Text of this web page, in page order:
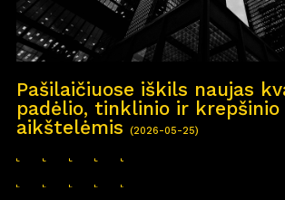
Pašilaičiuose iškils naujas
padėlio, tinklinio ir krepšinio
aikštelėmis
(2026-05-25)